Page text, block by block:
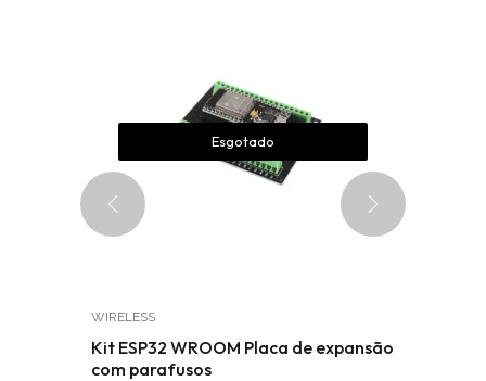
Esgotado
WIRELESS
Kit ESP32 WROOM Placa de expansão
com parafusos